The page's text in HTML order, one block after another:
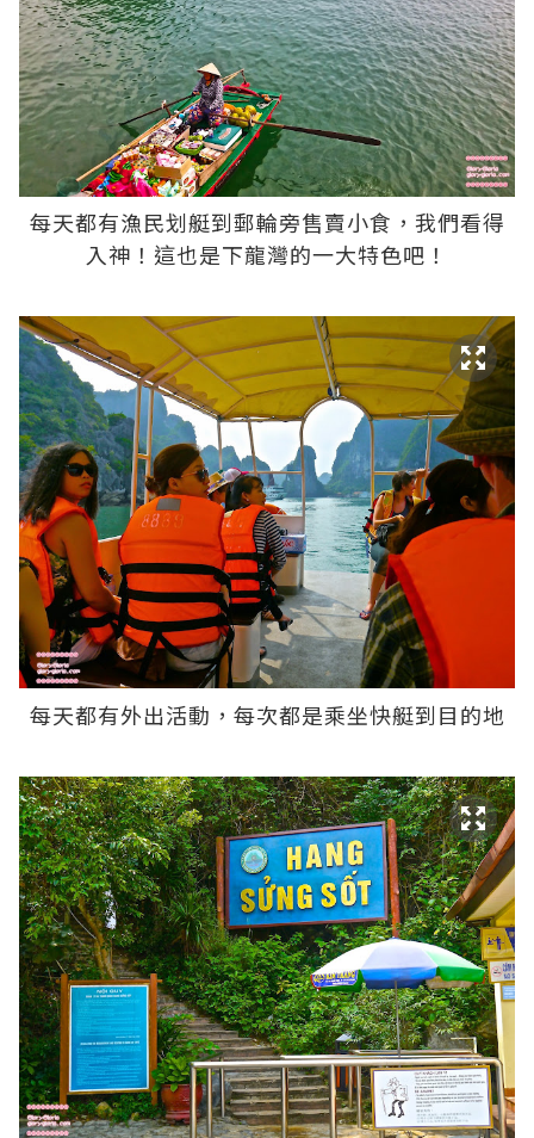
每天都有漁民划艇到郵輪旁售賣小食，我們看得
入神！這也是下龍灣的一大特色吧！
每天都有外出活動，每次都是乘坐快艇到目的地